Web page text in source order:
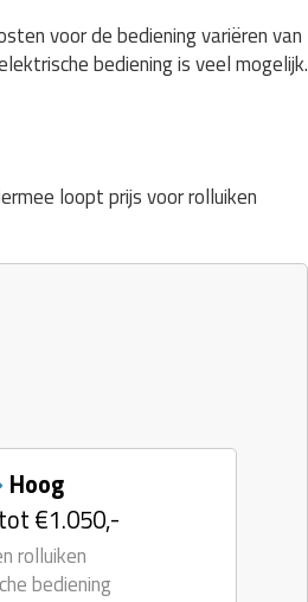
voor de bediening variëren van
bediening is veel mogelijk.
loopt prijs voor rolluiken
Hoog
€1.050,-
rolluiken
bediening